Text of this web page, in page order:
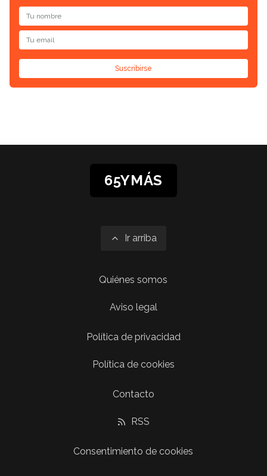
Suscribirse
65YMÁS
Ir arriba
Quiénes somos
Aviso legal
Política de privacidad
Política de cookies
Contacto
RSS
Consentimiento de cookies